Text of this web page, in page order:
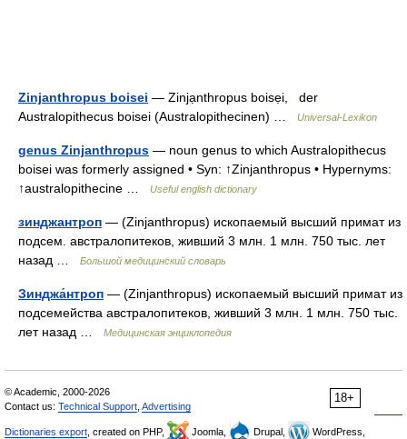
Zinjanthropus boisei — Zinjạnthropus boisẹi, der
Australopithecus boisei (Australopithecinen) …
Universal-Lexikon
genus Zinjanthropus — noun genus to which Australopithecus
boisei was formerly assigned • Syn: ↑Zinjanthropus • Hypernyms:
↑australopithecine …
Useful english dictionary
зинджантроп — (Zinjanthropus) ископаемый высший примат из
подсем. австралопитеков, живший 3 млн. 1 млн. 750 тыс. лет
назад …
Большой медицинский словарь
Зинджа́нтроп — (Zinjanthropus) ископаемый высший примат из
подсемейства австралопитеков, живший 3 млн. 1 млн. 750 тыс.
лет назад …
Медицинская энциклопедия
18+
© Academic, 2000-2026
Contact us: Technical Support Advertising
Dictionaries export , created on PHP, Joomla, Drupal, WordPress,